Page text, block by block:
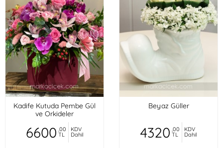
Kadife Kutuda Pembe Gül
ve Orkideler
6600 ,00
TL
KDV
Dahil
Beyaz Güller
4320 ,00
TL
KDV
Dahil